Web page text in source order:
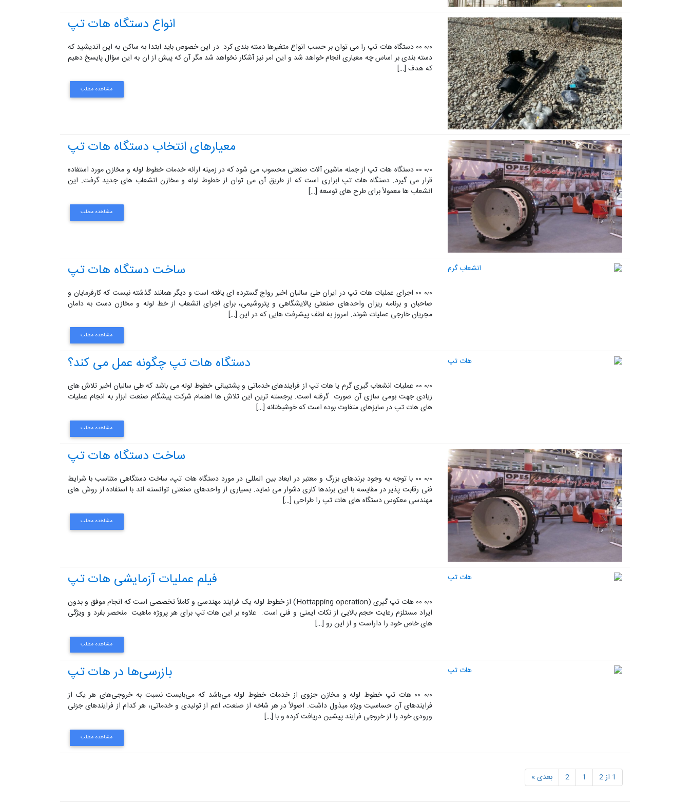
انواع دستگاه هات تپ
۰٫۰ ۰۰ دستگاه هات تپ را می توان بر حسب انواع متغیرها دسته بندی کرد. در این خصوص باید ابتدا به ساکن به این اندیشید که
دسته بندی بر اساس چه معیاری انجام خواهد شد و این امر نیز آشکار نخواهد شد مگر آن که پیش از ان به این سؤال پایسخ دهیم
که هدف […]
مشاهده مطلب
معیارهای انتخاب دستگاه هات تپ
۰٫۰ ۰۰ دستگاه هات تپ از جمله ماشین آلات صنعتی محسوب می شود که در زمینه ارائه خدمات خطوط لوله و مخازن مورد استفاده
قرار می گیرد. دستگاه هات تپ ابزاری است که از طریق آن می توان از خطوط لوله و مخازن انشعاب های جدید گرفت. این
انشعاب ها معمولاً برای طرح های توسعه […]
مشاهده مطلب
ساخت دستگاه هات تپ
۰٫۰ ۰۰ اجرای عملیات هات تپ در ایران طی سالیان اخیر رواج گسترده ای یافته است و دیگر همانند گذشته نیست که کارفرمایان و
صاحبان و برنامه ریزان واحدهای صنعتی پالایشگاهی و پتروشیمی، برای اجرای انشعاب از خط لوله و مخازن دست به دامان
مجریان خارجی عملیات شوند. امروز به لطف پیشرفت هایی که در این […]
مشاهده مطلب
دستگاه هات تپ چگونه عمل می کند؟
۰٫۰ ۰۰ عملیات انشعاب گیری گرم یا هات تپ از فرایندهای خدماتی و پشتیبانی خطوط لوله می باشد که طی سالیان اخیر تلاش های
زیادی جهت بومی سازی آن صورت گرفته است. برجسته ترین این تلاش ها اهتمام شرکت پیشگام صنعت ابزار به انجام عملیات
های هات تپ در سایزهای متفاوت بوده است که خوشبختانه […]
مشاهده مطلب
ساخت دستگاه هات تپ
۰٫۰ ۰۰ با توجه به وجود برندهای بزرگ و معتبر در ابعاد بین المللی در مورد دستگاه هات تپ، ساخت دستگاهی متناسب با شرایط
فنی رقابت پذیر در مقایسه با این برندها کاری دشوار می نماید. بسیاری از واحدهای صنعتی توانسته اند با استفاده از روش های
مهندسی معکوس دستگاه های هات تپ را طراحی […]
مشاهده مطلب
فیلم عملیات آزمایشی هات تپ
۰٫۰ ۰۰ هات تپ گیری (Hottapping operation) از خطوط لوله یک فرایند مهندسی و کاملاً تخصصی است که انجام موفق و بدون
ایراد مستلزم رعایت حجم بالایی از نکات ایمنی و فنی است. علاوه بر این هات تپ برای هر پروژه ماهیت منحصر بفرد و ویژگی
های خاص خود را داراست و از این رو […]
مشاهده مطلب
بازرسی‌ها در هات تپ
۰٫۰ ۰۰ هات تپ خطوط لوله و مخازن جزوی از خدمات خطوط لوله می‌باشد که می‌بایست نسبت به خروجی‌های هر یک از
فرایندهای آن حساسیت ویژه مبذول داشت. اصولاً در هر شاخه از صنعت، اعم از تولیدی و خدماتی، هر کدام از فرایندهای جزئی
ورودی خود را از خروجی فرایند پیشین دریافت کرده و با […]
مشاهده مطلب
1 از 2 1
2 بعدی »